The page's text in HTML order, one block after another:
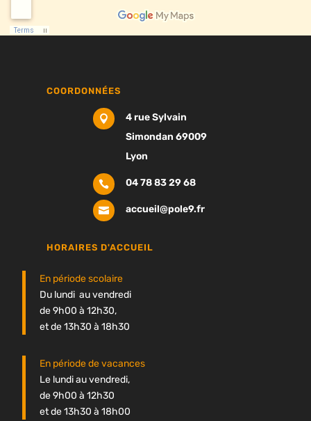
COORDONNÉES

4 rue Sylvain
Simondan 69009
Lyon
 04 78 83 29 68
 accueil@pole9.fr
HORAIRES D'ACCUEIL
En période scolaire
Du lundi au vendredi
de 9h00 à 12h30,
et de 13h30 à 18h30
En période de vacances
Le lundi au vendredi,
de 9h00 à 12h30
et de 13h30 à 18h00